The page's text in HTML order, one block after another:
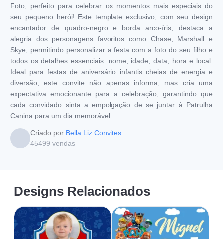
Foto, perfeito para celebrar os momentos mais especiais do
seu pequeno herói! Este template exclusivo, com seu design
encantador de quadro-negro e borda arco-íris, destaca a
alegria dos personagens favoritos como Chase, Marshall e
Skye, permitindo personalizar a festa com a foto do seu filho e
todos os detalhes essenciais: nome, idade, data, hora e local.
Ideal para festas de aniversário infantis cheias de energia e
diversão, este convite não apenas informa, mas cria uma
expectativa emocionante para a celebração, garantindo que
cada convidado sinta a empolgação de se juntar à Patrulha
Canina para um dia memorável.
Criado por Bella Liz Convites
45499 vendas
Designs Relacionados